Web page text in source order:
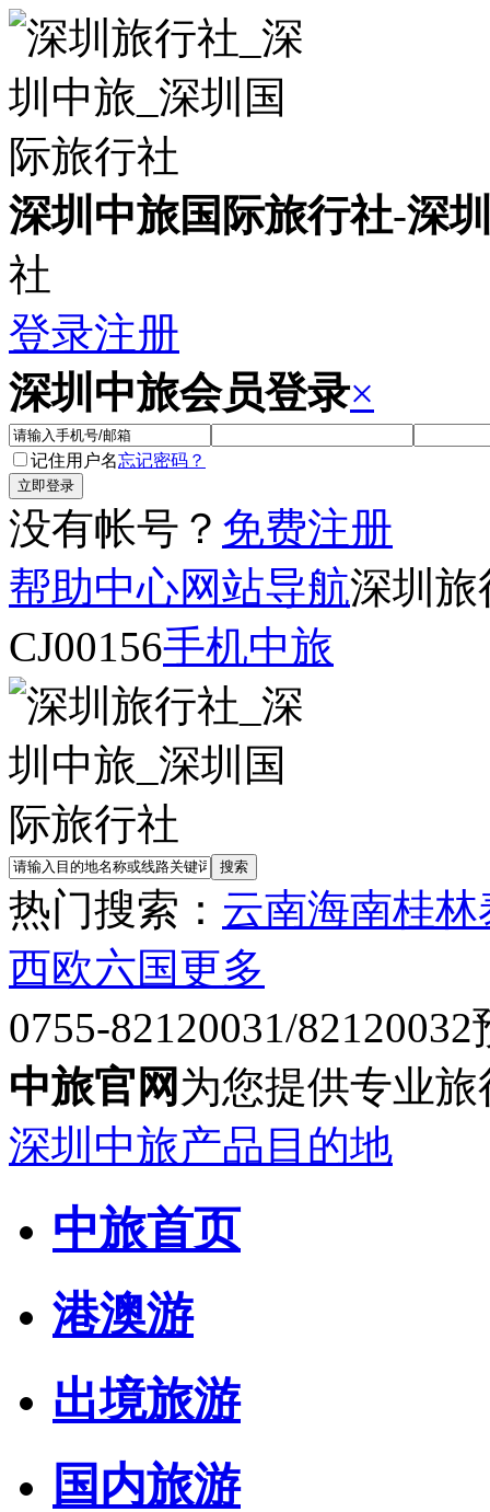
深圳中旅国际旅行社-深
社
登录注册
深圳中旅会员登录×
记住用户名忘记密码？
没有帐号？ 免费注册
帮助中心网站导航深圳旅
CJ00156手机中旅
热门搜索： 云南海南桂林
西欧六国更多
0755-82120031/82120032
中旅官网 为您提供专业
深圳中旅产品目的地
中旅首页
港澳游
出境旅游
国内旅游